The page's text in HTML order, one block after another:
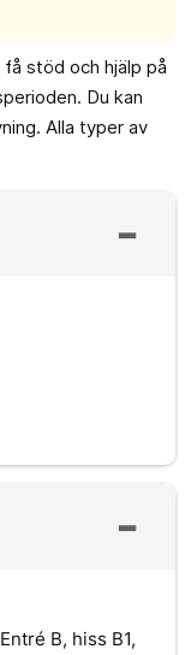
stöd och hjälp på
Du kan
Alla typer av
B, hiss B1,